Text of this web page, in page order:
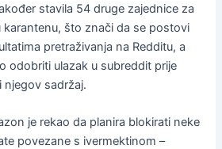
stavila 54 druge zajednice za
karantenu, što znači da se postovi
pretraživanja na Redditu, a
odobriti ulazak u subreddit prije
njegov sadržaj.
je rekao da planira blokirati neke
povezane s ivermektinom –